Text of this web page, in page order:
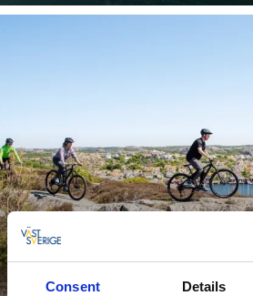
Consent Details
Activités à faire en famille
Lisez plus